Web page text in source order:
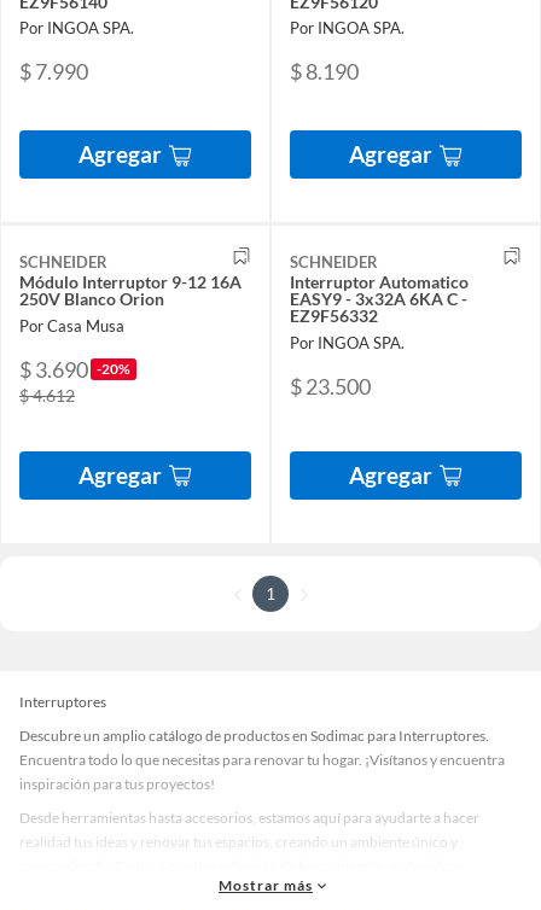
Por INGOA SPA.
$ 7.990
Agregar
Por INGOA SPA.
$ 8.190
Agregar
SCHNEIDER
Módulo Interruptor 9-12 16A
250V Blanco Orion
Por Casa Musa
$ 3.690 -20%
$ 4.612
Agregar
SCHNEIDER
Interruptor Automatico
EASY9 - 3x32A 6KA C -
EZ9F56332
Por INGOA SPA.
$ 23.500
Agregar
1
Interruptores
Descubre un amplio catálogo de productos en Sodimac para Interruptores.
Encuentra todo lo que necesitas para renovar tu hogar. ¡Visítanos y encuentra
inspiración para tus proyectos!
Desde herramientas hasta accesorios, estamos aquí para ayudarte a hacer
realidad tus ideas y renovar tus espacios, creando un ambiente único y
accesorios de calidad que te ayudarán a crear un espacio más tú.
Mostrar más